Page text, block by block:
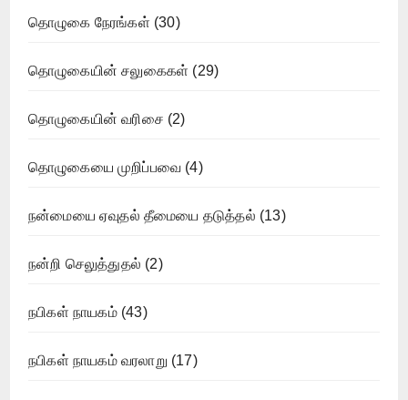
தொழுகை நேரங்கள் (30)
தொழுகையின் சலுகைகள் (29)
தொழுகையின் வரிசை (2)
தொழுகையை முறிப்பவை (4)
நன்மையை ஏவுதல் தீமையை தடுத்தல் (13)
நன்றி செலுத்துதல் (2)
நபிகள் நாயகம்(43)
நபிகள் நாயகம் வரலாறு (17)